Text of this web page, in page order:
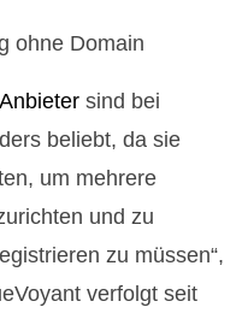
ohne Domain
sind bei
beliebt, da sie
um mehrere
und zu
zu müssen“,
verfolgt seit